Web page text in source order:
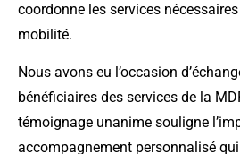
coordonne les services
mobilité.
Nous avons eu l’occasion
bénéficiaires des services de la
témoignage unanime souligne
accompagnement personnalisé